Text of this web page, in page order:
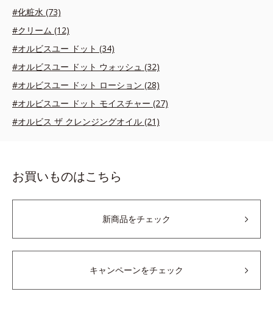
#化粧水 (73)
#クリーム (12)
#オルビスユー ドット (34)
#オルビスユー ドット ウォッシュ (32)
#オルビスユー ドット ローション (28)
#オルビスユー ドット モイスチャー (27)
#オルビス ザ クレンジングオイル (21)
お買いものはこちら
新商品をチェック
キャンペーンをチェック